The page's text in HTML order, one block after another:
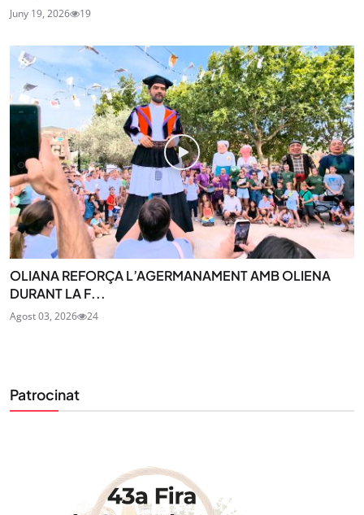
Juny 19, 2026 19
OLIANA REFORÇA L’AGERMANAMENT AMB OLIENA
DURANT LA F...
Agost 03, 2026 24
Patrocinat
Uneix-te al nostre butlletí
Tota l’actualitat, seleccionada i enviada directament
al teu correu. Subscriu-te al nostre butlletí i segueix